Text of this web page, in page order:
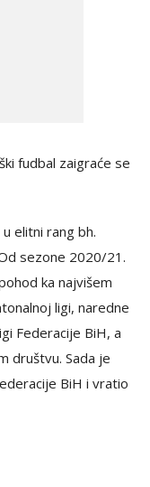
fudbal zaigraće se
elitni rang bh.
sezone 2020/21.
ka najvišem
ligi, naredne
Federacije BiH, a
društvu. Sada je
BiH i vratio